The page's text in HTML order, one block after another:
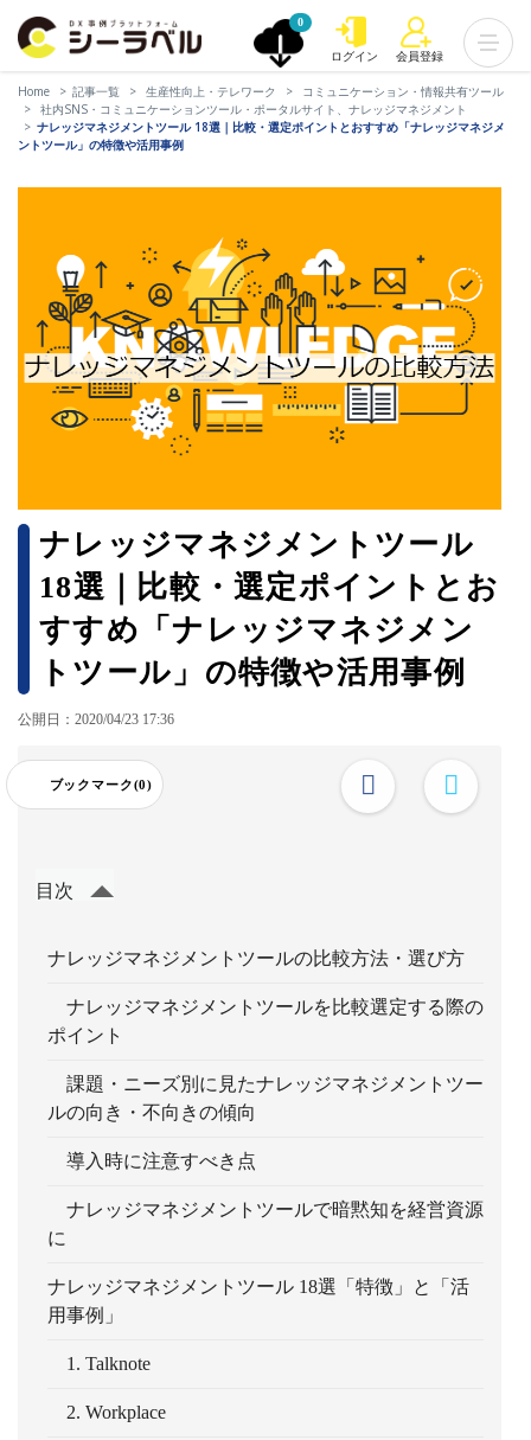
0
ログイン 会員登録
Home 記事一覧 生産性向上・テレワーク
コミュニケーション・情報共有ツール
社内SNS・コミュニケーションツール・ポータルサイト、ナレッジマネジメント
ナレッジマネジメントツール 18選｜比較・選定ポイントとおすすめ「ナレッジマネジメ
ントツール」の特徴や活用事例
ナレッジマネジメントツール
18選｜比較・選定ポイントとお
すすめ「ナレッジマネジメン
トツール」の特徴や活用事例
公開日：2020/04/23 17:36
ブックマーク(0)
目次
ナレッジマネジメントツールの比較方法・選び方
ナレッジマネジメントツールを比較選定する際の
ポイント
課題・ニーズ別に見たナレッジマネジメントツー
ルの向き・不向きの傾向
導入時に注意すべき点
ナレッジマネジメントツールで暗黙知を経営資源
に
ナレッジマネジメントツール 18選「特徴」と「活
用事例」
1. Talknote
2. Workplace